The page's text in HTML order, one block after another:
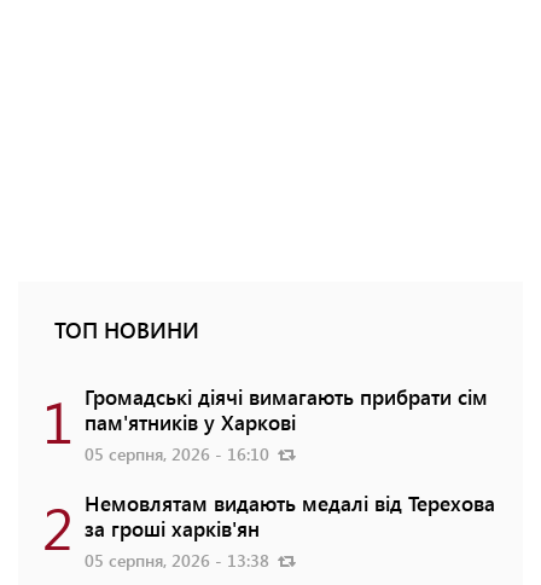
ТОП НОВИНИ
1 Громадські діячі вимагають прибрати сім
пам'ятників у Харкові
05 серпня, 2026 - 16:10
2 Немовлятам видають медалі від Терехова
за гроші харків'ян
05 серпня, 2026 - 13:38